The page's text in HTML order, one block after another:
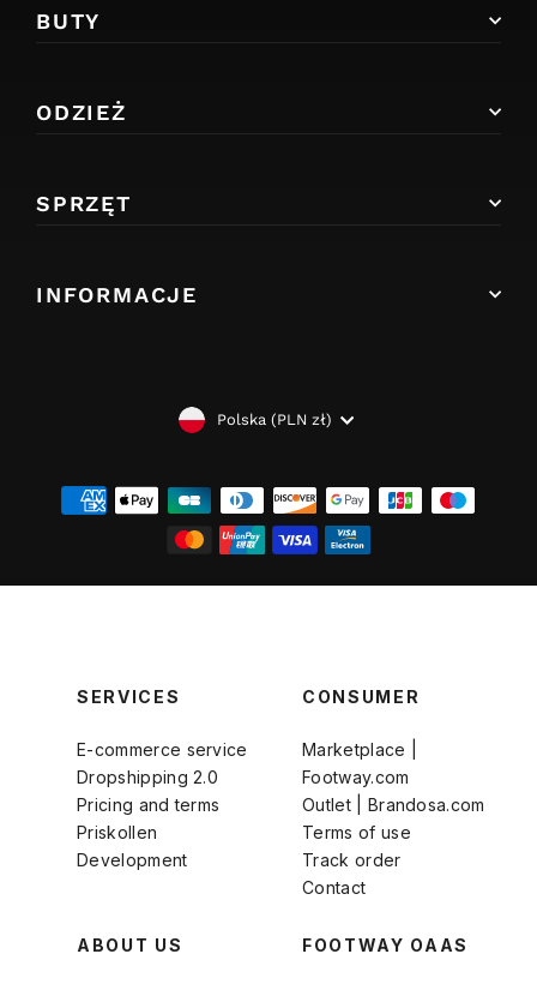
BUTY
ODZIEŻ
SPRZĘT
INFORMACJE
WALUTA
Polska (PLN zł)
SERVICES
E-commerce service
Dropshipping 2.0
Pricing and terms
Priskollen
Development
CONSUMER
Marketplace |
Footway.com
Outlet | Brandosa.com
Terms of use
Track order
Contact
ABOUT US FOOTWAY OAAS